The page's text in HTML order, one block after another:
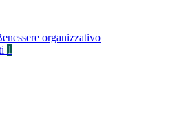
organizzativo
1